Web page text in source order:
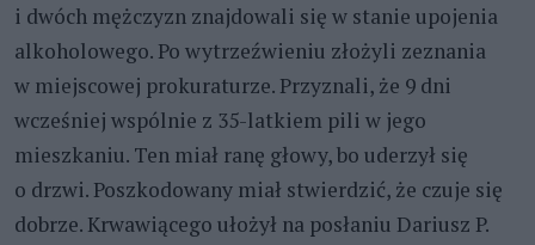
i dwóch mężczyzn znajdowali się w stanie upojenia
alkoholowego. Po wytrzeźwieniu złożyli zeznania
w miejscowej prokuraturze. Przyznali, że 9 dni
wcześniej wspólnie z 35-latkiem pili w jego
mieszkaniu. Ten miał ranę głowy, bo uderzył się
o drzwi. Poszkodowany miał stwierdzić, że czuje się
dobrze. Krwawiącego ułożył na posłaniu Dariusz P.